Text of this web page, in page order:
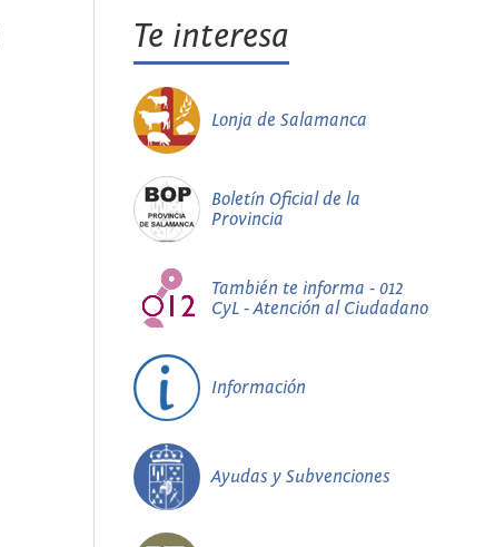
Te interesa
Lonja de Salamanca
Boletín Oficial de la
Provincia
También te informa - 012
CyL - Atención al Ciudadano
Información
Ayudas y Subvenciones